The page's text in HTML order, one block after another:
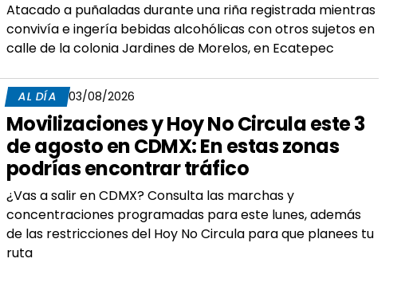
Atacado a puñaladas durante una riña registrada mientras
convivía e ingería bebidas alcohólicas con otros sujetos en
calle de la colonia Jardines de Morelos, en Ecatepec
AL DÍA 03/08/2026
Movilizaciones y Hoy No Circula este 3
de agosto en CDMX: En estas zonas
podrías encontrar tráfico
¿Vas a salir en CDMX? Consulta las marchas y
concentraciones programadas para este lunes, además
de las restricciones del Hoy No Circula para que planees tu
ruta